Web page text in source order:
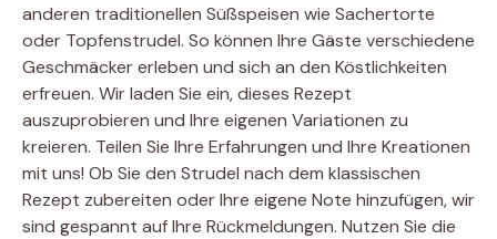
anderen traditionellen Süßspeisen wie Sachertorte
oder Topfenstrudel. So können Ihre Gäste verschiedene
Geschmäcker erleben und sich an den Köstlichkeiten
erfreuen. Wir laden Sie ein, dieses Rezept
auszuprobieren und Ihre eigenen Variationen zu
kreieren. Teilen Sie Ihre Erfahrungen und Ihre Kreationen
mit uns! Ob Sie den Strudel nach dem klassischen
Rezept zubereiten oder Ihre eigene Note hinzufügen, wir
sind gespannt auf Ihre Rückmeldungen. Nutzen Sie die